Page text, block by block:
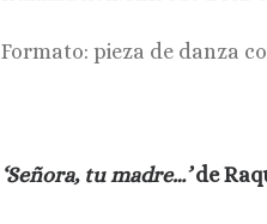
Formato: pieza de danza
‘Señora, tu madre…’de